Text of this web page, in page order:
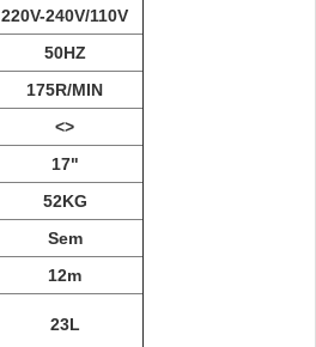
220V-240V/110V
50HZ
175R/MIN
<>
17"
52KG
Sem
12m
23L